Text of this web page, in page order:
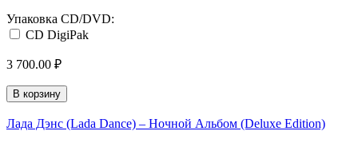
Упаковка CD/DVD:
CD DigiPak
3 700.00 ₽
В корзину
Лада Дэнс (Lada Dance) – Ночной Альбом (Deluxe Edition)